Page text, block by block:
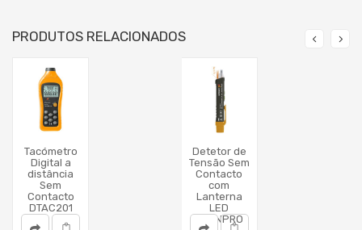
PRODUTOS RELACIONADOS
Tacómetro
Digital a
distância
Sem
Contacto
DTAC201
Detetor de
Tensão Sem
Contacto
com
Lanterna
LED
DTENPRO